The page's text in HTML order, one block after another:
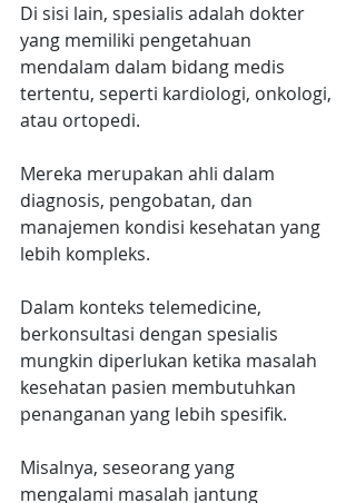
Di sisi lain, spesialis adalah dokter
yang memiliki pengetahuan
mendalam dalam bidang medis
tertentu, seperti kardiologi, onkologi,
atau ortopedi.
Mereka merupakan ahli dalam
diagnosis, pengobatan, dan
manajemen kondisi kesehatan yang
lebih kompleks.
Dalam konteks telemedicine,
berkonsultasi dengan spesialis
mungkin diperlukan ketika masalah
kesehatan pasien membutuhkan
penanganan yang lebih spesifik.
Misalnya, seseorang yang
mengalami masalah jantung